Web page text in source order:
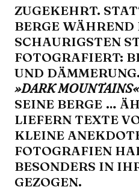
ZUGEKEHRT.
BERGE WÄHREND
SCHAURIGSTEN
FOTOGRAFIERT:
UND
»DARK MOUNTAINS«
SEINE BERGE …
LIEFERN TEXTE
KLEINE
FOTOGRAFIEN
BESONDERS IN
GEZOGEN.